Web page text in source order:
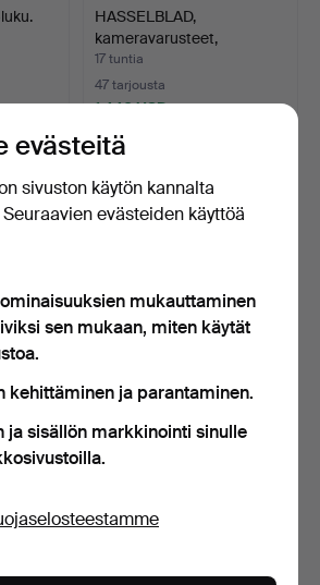
HASSELBLAD,
kameravarusteet,
analoginen.
17 tuntia
47 tarjousta
1 440 USD
ROLLEICORD, analoginen
kamera.
18 tuntia
13 tarjousta
evästeitä
sivuston käytön kannalta
evästeiden käyttöä
mukauttaminen
sen mukaan, miten käytät
kehittäminen ja parantaminen.
ja sisällön markkinointi sinulle